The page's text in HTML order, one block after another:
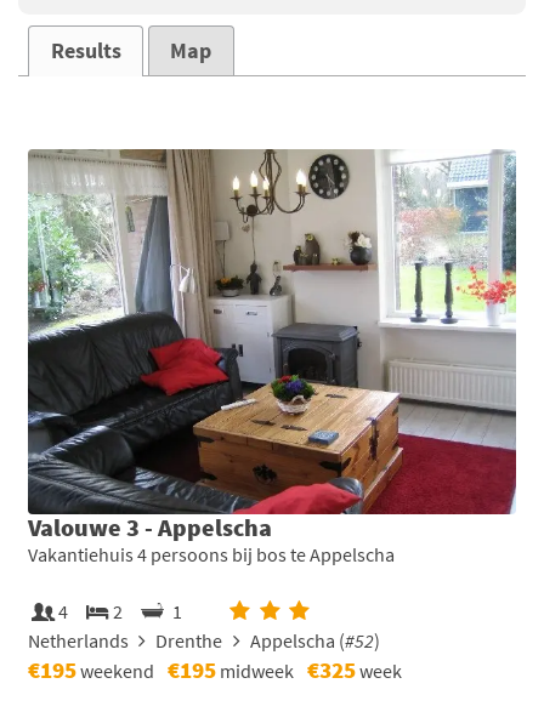
Results Map
Valouwe 3 - Appelscha
Vakantiehuis 4 persoons bij bos te Appelscha
4 2
1
Netherlands
Drenthe Appelscha (#52)
€195weekend €195 midweek €325week